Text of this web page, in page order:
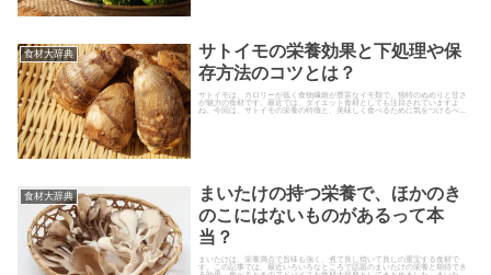
食材大辞典
サトイモの栄養効果と下処理や保
存方法のコツとは？
サトイモは、カロリーが低く食物繊維が豊富なイモ類で、独特のぬめりと甘さ
が魅力の食材です。最近では、ダイエット食材としても注目されていますよ
ね。今回は、サトイモの栄養の特徴と、美味しく食べるために気をつけるべ
食材大辞典
まいたけの持つ栄養で、ほかのき
のこにはないものがあるって本
当？
まいたけは、栄養満点で旨味も強く、煮て良し焼いて良しの重宝する食材で
す。この記事では、最近いろいろなところで話題のまいたけの栄養と期待でき